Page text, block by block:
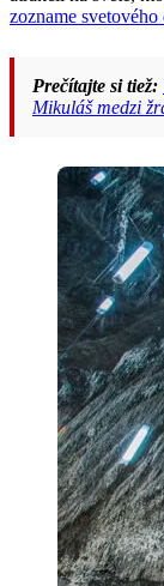
zozname
Prečítajte si tiež:
Mikuláš medzi